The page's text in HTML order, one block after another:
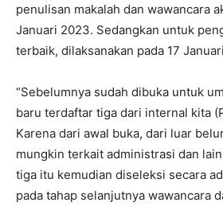
penulisan makalah dan wawancara
Januari 2023. Sedangkan untuk
terbaik, dilaksanakan pada 17
“Sebelumnya sudah dibuka untuk
baru terdaftar tiga dari internal kita
Karena dari awal buka, dari luar
mungkin terkait administrasi dan
tiga itu kemudian diseleksi secara
pada tahap selanjutnya wawancara